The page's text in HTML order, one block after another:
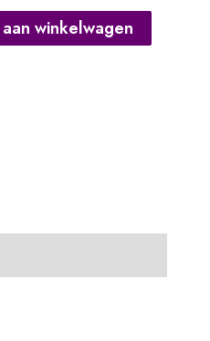
winkelwagen